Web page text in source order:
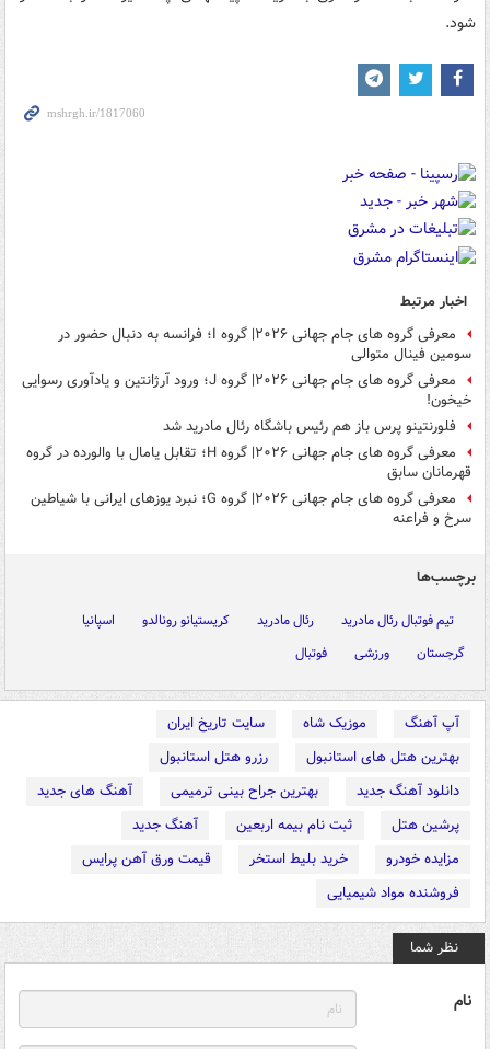
شود.
اخبار مرتبط
معرفی گروه های جام جهانی ۲۰۲۶| گروه I؛ فرانسه به دنبال حضور در
سومین فینال متوالی
معرفی گروه های جام جهانی ۲۰۲۶| گروه J؛ ورود آرژانتین و یادآوری رسوایی
خیخون!
فلورنتینو پرس باز هم رئیس باشگاه رئال مادرید شد
معرفی گروه های جام جهانی ۲۰۲۶| گروه H؛ تقابل یامال با والورده در گروه
قهرمانان سابق
معرفی گروه های جام جهانی ۲۰۲۶| گروه G؛ نبرد یوزهای ایرانی با شیاطین
سرخ و فراعنه
برچسب‌ها
تیم فوتبال رئال مادرید رئال مادرید کریستیانو رونالدو
اسپانیا
گرجستان
ورزشی فوتبال
آپ آهنگ موزیک شاه
سایت تاریخ ایران
بهترین هتل های استانبول
رزرو هتل استانبول
دانلود آهنگ جدید
بهترین جراح بینی ترمیمی
آهنگ های جدید
پرشین هتل
ثبت نام بیمه اربعین
آهنگ جدید
مزایده خودرو
خرید بلیط استخر
قیمت ورق آهن پرایس
فروشنده مواد شیمیایی
نظر شما
نام